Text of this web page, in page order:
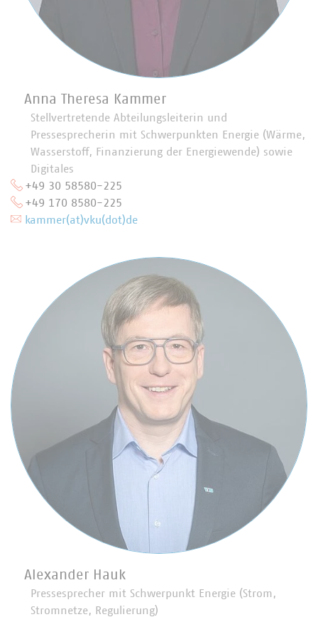
Anna Theresa Kammer
Stellvertretende Abteilungsleiterin und
Pressesprecherin mit Schwerpunkten Energie (Wärme,
Wasserstoff, Finanzierung der Energiewende) sowie
Digitales
+49 30 58580-225
+49 170 8580-225
kammer(at)vku(dot)de
Alexander Hauk
Pressesprecher mit Schwerpunkt Energie (Strom,
Stromnetze, Regulierung)